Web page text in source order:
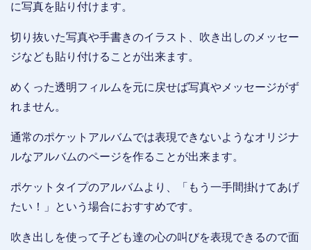
に写真を貼り付けます。
切り抜いた写真や手書きのイラスト、吹き出しのメッセー
ジなども貼り付けることが出来ます。
めくった透明フィルムを元に戻せば写真やメッセージがず
れません。
通常のポケットアルバムでは表現できないようなオリジナ
ルなアルバムのページを作ることが出来ます。
ポケットタイプのアルバムより、「もう一手間掛けてあげ
たい！」という場合におすすめです。
吹き出しを使って子ども達の心の叫びを表現できるので面